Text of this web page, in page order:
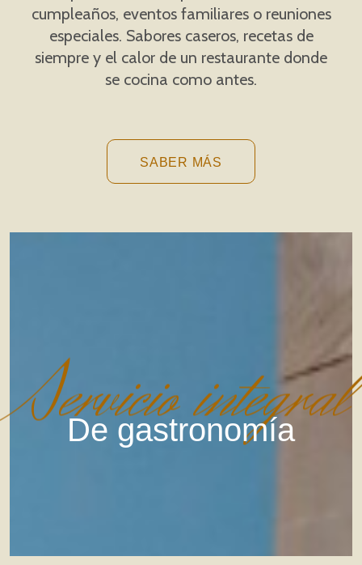
cumpleaños, eventos familiares o reuniones
especiales. Sabores caseros, recetas de
siempre y el calor de un restaurante donde
se cocina como antes.
SABER MÁS
Servicio integral
De gastronomía